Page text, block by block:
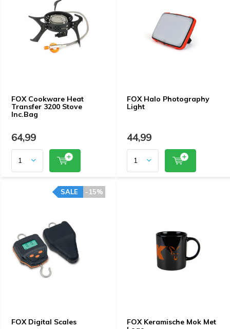
FOX Cookware Heat
Transfer 3200 Stove
Inc.Bag
64,99
FOX Halo Photography
Light
44,99
FOX Digital Scales
-15%
SALE
FOX Keramische Mok Met